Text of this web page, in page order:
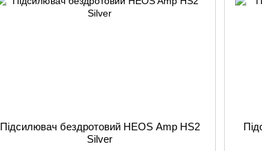
Підсилювач бездротовий HEOS Amp HS2
Silver